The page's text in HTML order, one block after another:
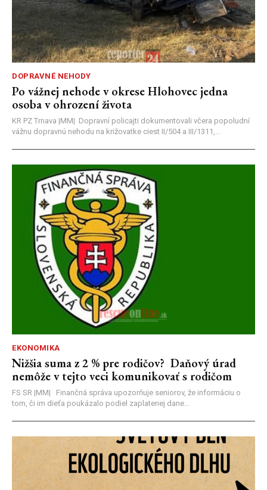
DOPRAVNÉ NEHODY
Po vážnej nehode v okrese Hlohovec jedna
osoba v ohrození života
KR PZ Trnava |MM| Dopravní policajti dokumentovali včera popoludní
vážnu dopravnú nehodu na križovatke ciest II/504 a III/1311,...
EKONOMIKA
Nižšia suma z 2 % pre rodičov? Daňový úrad
nemôže v tejto veci komunikovať s rodičom
FS SR |MM| Finančná správa upozorňuje seniorov, že informáciu o
tom, či im dieťa poukázalo podiel zaplatenej dane...